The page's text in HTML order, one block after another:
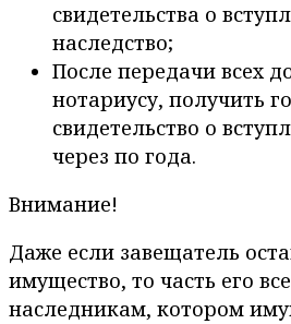
свидетельства о
наследство;
После передачи всех
нотариусу, получить
свидетельство о
через по года.
Внимание!
Даже если завещатель
имущество, то часть его
наследникам, котором